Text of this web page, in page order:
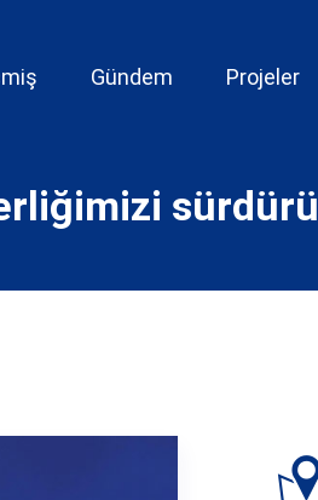
Gündem Projeler